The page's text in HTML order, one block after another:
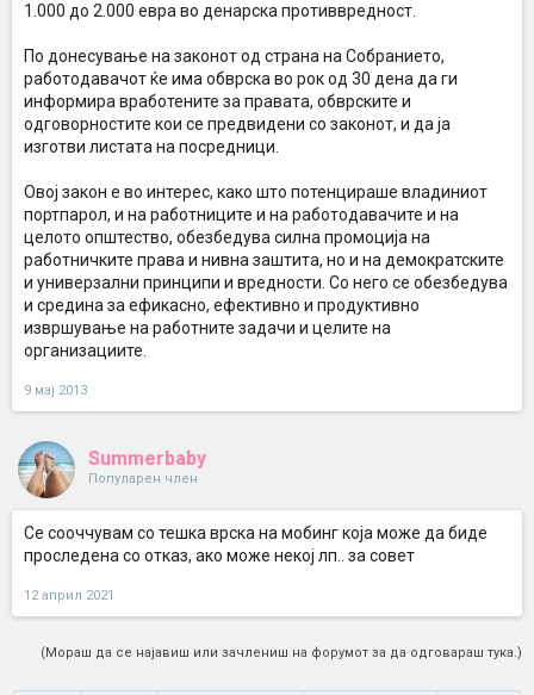
1.000 до 2.000 евра во денарска противвредност.
По донесување на законот од страна на Собранието,
работодавачот ќе има обврска во рок од 30 дена да ги
информира вработените за правата, обврските и
одговорностите кои се предвидени со законот, и да ја
изготви листата на посредници.
Овој закон е во интерес, како што потенцираше владиниот
портпарол, и на работниците и на работодавачите и на
целото општество, обезбедува силна промоција на
работничките права и нивна заштита, но и на демократските
и универзални принципи и вредности. Со него се обезбедува
и средина за ефикасно, ефективно и продуктивно
извршување на работните задачи и целите на
организациите.
9 мај 2013
Summerbaby
Популарен член
Се сооччувам со тешка врска на мобинг која може да биде
проследена со отказ, ако може некој лп.. за совет
12 април 2021
(Мораш да се најавиш или зачлениш на форумот за да одговараш тука.)